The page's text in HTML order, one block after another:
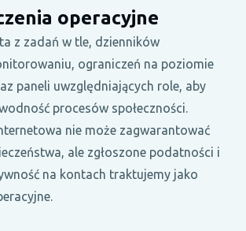
operacyjne
z zadań w tle, dzienników
ograniczeń na poziomie
paneli uwzględniających role, aby
procesów społeczności.
nie może zagwarantować
ale zgłoszone podatności i
na kontach traktujemy jako